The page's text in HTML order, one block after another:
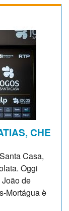
CHE
Casa,
Oggi
de
Mortágua è